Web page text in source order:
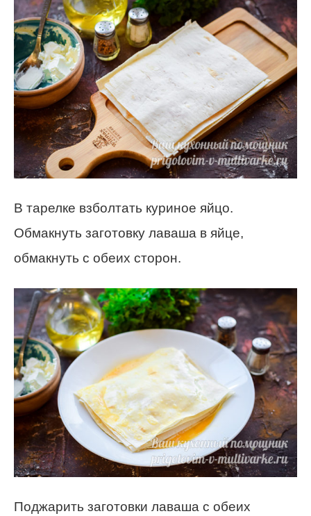
В тарелке взболтать куриное яйцо.
Обмакнуть заготовку лаваша в яйце,
обмакнуть с обеих сторон.
Поджарить заготовки лаваша с обеих